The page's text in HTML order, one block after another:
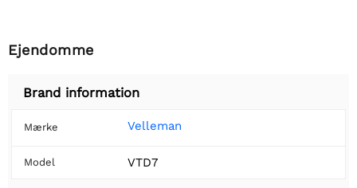
Ejendomme
Brand information
Mærke Velleman
Model VTD7